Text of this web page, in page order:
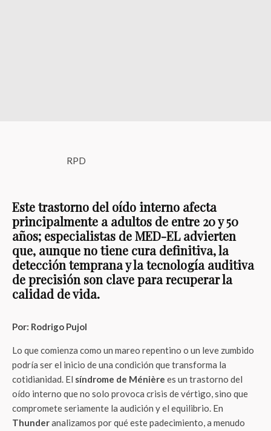
RPD
Este trastorno del oído interno afecta
principalmente a adultos de entre 20 y 50
años; especialistas de MED-EL advierten
que, aunque no tiene cura definitiva, la
detección temprana y la tecnología auditiva
de precisión son clave para recuperar la
calidad de vida.
Por: Rodrigo Pujol
Lo que comienza como un mareo repentino o un leve zumbido
podría ser el inicio de una condición que transforma la
cotidianidad. El síndrome de Ménière es un trastorno del
oído interno que no solo provoca crisis de vértigo, sino que
compromete seriamente la audición y el equilibrio. En
Thunderanalizamos por qué este padecimiento, a menudo